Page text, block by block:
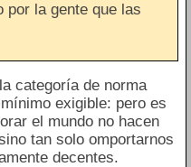
por la gente que las
categoría de norma
exigible: pero es
el mundo no hacen
tan solo omportarnos
decentes.